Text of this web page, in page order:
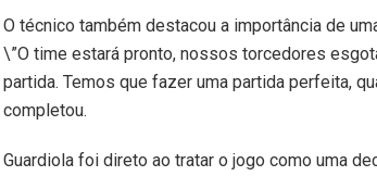
O técnico também destacou a importância de
\”O time estará pronto, nossos torcedores
partida. Temos que fazer uma partida perfeita,
completou.
Guardiola foi direto ao tratar o jogo como uma